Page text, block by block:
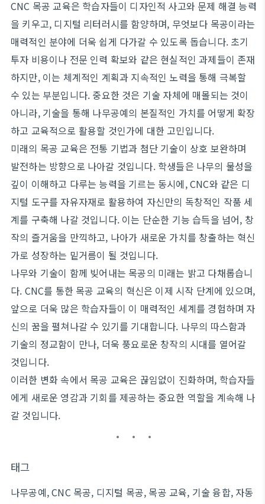
CNC 목공 교육은 학습자들이 디자인적 사고와 문제 해결 능력
을 키우고, 디지털 리터러시를 함양하며, 무엇보다 목공이라는
매력적인 분야에 더욱 쉽게 다가갈 수 있도록 돕습니다. 초기
투자 비용이나 전문 인력 확보와 같은 현실적인 과제들이 존재
하지만, 이는 체계적인 계획과 지속적인 노력을 통해 극복할
수 있는 부분입니다. 중요한 것은 기술 자체에 매몰되는 것이
아니라, 기술을 통해 나무공예의 본질적인 가치를 어떻게 확장
하고 교육적으로 활용할 것인가에 대한 고민입니다.
미래의 목공 교육은 전통 기법과 첨단 기술이 상호 보완하며
발전하는 방향으로 나아갈 것입니다. 학생들은 나무의 물성을
깊이 이해하고 다루는 능력을 기르는 동시에, CNC와 같은 디
지털 도구를 자유자재로 활용하여 자신만의 독창적인 작품 세
계를 구축해 나갈 것입니다. 이는 단순한 기능 습득을 넘어, 창
작의 즐거움을 만끽하고, 나아가 새로운 가치를 창출하는 혁신
가로 성장하는 밑거름이 될 것입니다.
나무와 기술이 함께 빚어내는 목공의 미래는 밝고 다채롭습니
다. CNC를 통한 목공 교육의 혁신은 이제 시작 단계에 있으며,
앞으로 더욱 많은 학습자들이 이 매력적인 세계를 경험하며 자
신의 꿈을 펼쳐나갈 수 있기를 기대합니다. 나무의 따스함과
기술의 정교함이 만나, 더욱 풍요로운 창작의 시대를 열어갈
것입니다.
이러한 변화 속에서 목공 교육은 끊임없이 진화하며, 학습자들
에게 새로운 영감과 기회를 제공하는 중요한 역할을 계속해 나
갈 것입니다.
태그
나무공예, CNC 목공, 디지털 목공, 목공 교육, 기술 융합, 자동